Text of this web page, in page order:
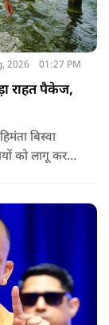
2026 01:27 PM
राहत पैकेज,
को लागू करना